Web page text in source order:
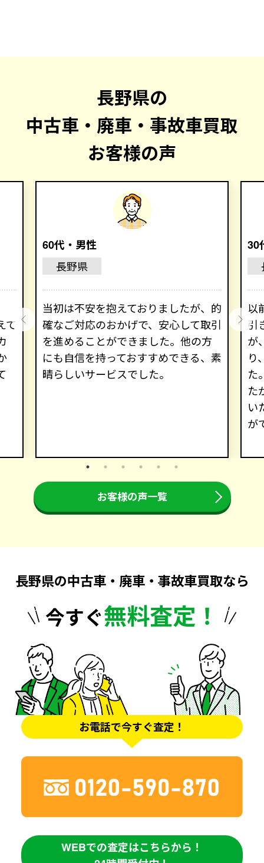
長野県の
中古車・廃車・事故車買取
お客様の声
て
60代・男性
長野県
当初は不安を抱えておりましたが、的
確なご対応のおかげで、安心して取引
を進めることができました。他の方
にも自信を持っておすすめできる、素
晴らしいサービスでした。
30
以
引
が
り
た
た
い
が
お客様の声一覧
長野県の中古車・廃車・事故車買取なら
今すぐ無料査定！
お電話で今すぐ査定！
WEBでの査定はこちらから！